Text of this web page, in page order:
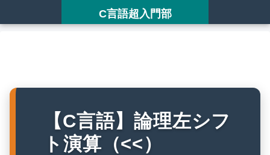
C言語超入門部
【C言語】論理左シフ
ト演算（<<）